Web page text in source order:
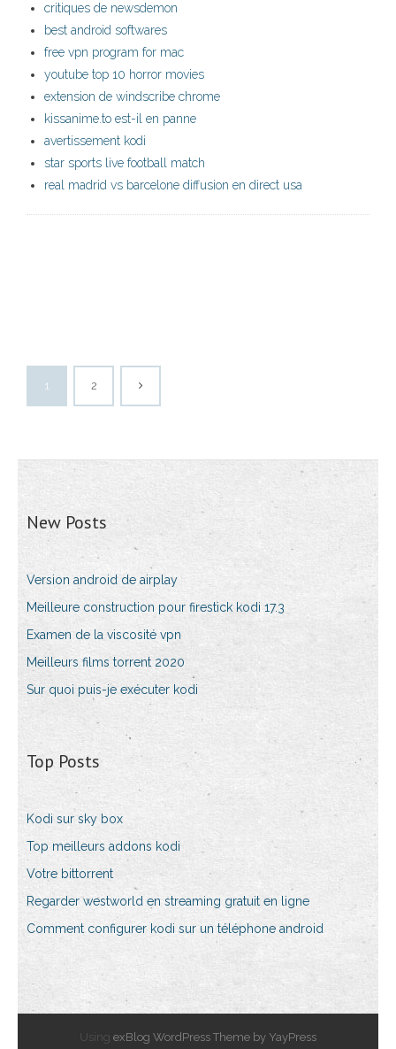
critiques de newsdemon
best android softwares
free vpn program for mac
youtube top 10 horror movies
extension de windscribe chrome
kissanime.to est-il en panne
avertissement kodi
star sports live football match
real madrid vs barcelone diffusion en direct usa
1 2
New Posts
Version android de airplay
Meilleure construction pour firestick kodi 17.3
Examen de la viscosité vpn
Meilleurs films torrent 2020
Sur quoi puis-je exécuter kodi
Top Posts
Kodi sur sky box
Top meilleurs addons kodi
Votre bittorrent
Regarder westworld en streaming gratuit en ligne
Comment configurer kodi sur un téléphone android
Using exBlog WordPress Theme by YayPress